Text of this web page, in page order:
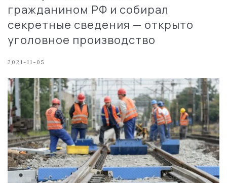
гражданином РФ и собирал
секретные сведения — открыто
уголовное производство
2021-11-05